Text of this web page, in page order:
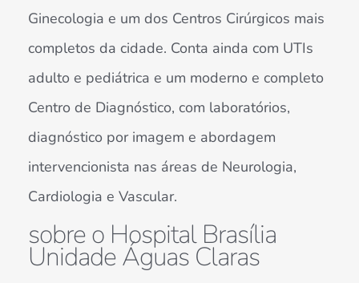
Ginecologia e um dos Centros Cirúrgicos mais
completos da cidade. Conta ainda com UTIs
adulto e pediátrica e um moderno e completo
Centro de Diagnóstico, com laboratórios,
diagnóstico por imagem e abordagem
intervencionista nas áreas de Neurologia,
Cardiologia e Vascular.
sobre o Hospital Brasília
Unidade Águas Claras